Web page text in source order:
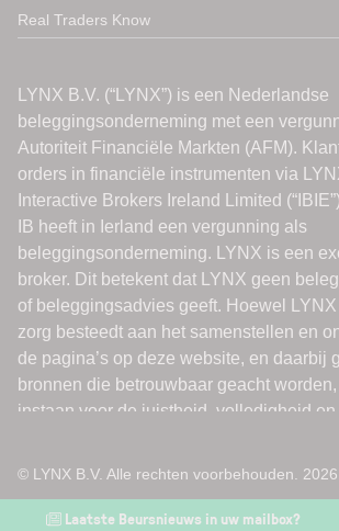
Real Traders Know
© LYNX B.V. Alle rechten voorbehouden. 2026.
Laatste Beursnieuws in uw mailbox?